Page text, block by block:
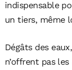
indispensable
un tiers, même
Dégâts des
n’offrent pas